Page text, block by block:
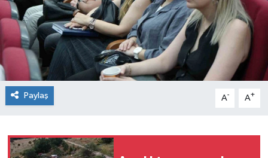
Paylaş A- A+
Spor
Teknoloji
Tokat Haberleri